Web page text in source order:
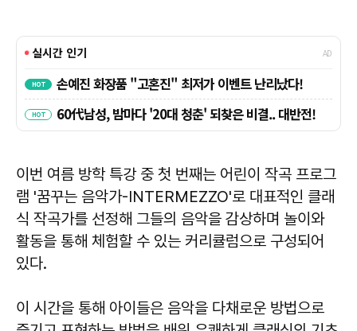
이번 여름 방학 특강 중 첫 번째는 어린이 작곡 프로그
램 '꿈꾸는 음악가-INTERMEZZO'로 대표적인 클래
식 작곡가를 선정해 그들의 음악을 감상하며 놀이와
활동을 통해 체험할 수 있는 커리큘럼으로 구성되어
있다.
이 시간을 통해 아이들은 음악을 다채로운 방법으로